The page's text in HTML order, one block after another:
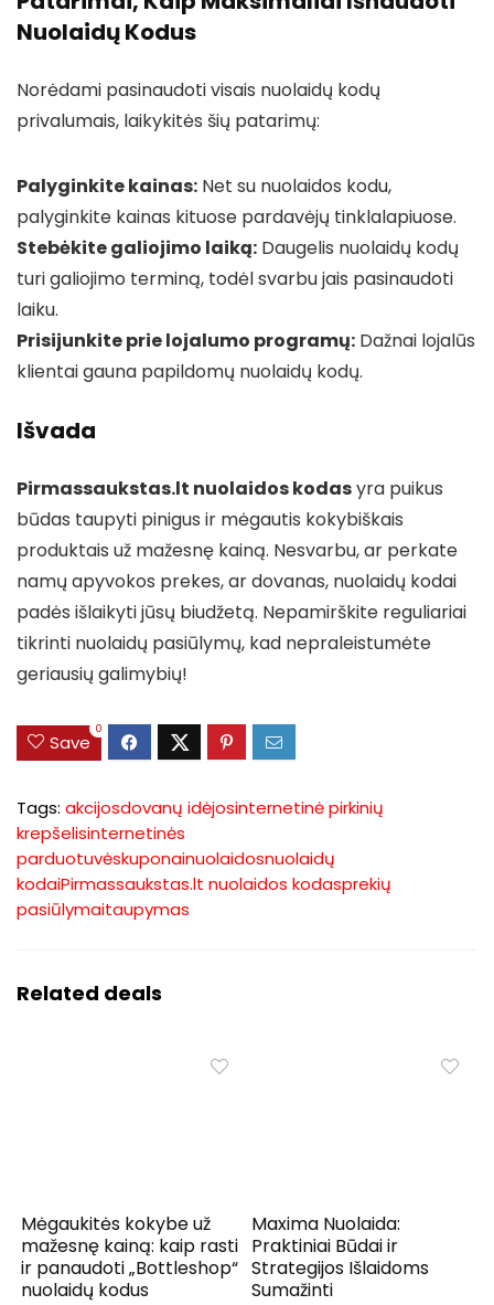
Nuolaidų Kodus
Norėdami pasinaudoti visais nuolaidų kodų
privalumais, laikykitės šių patarimų:
Palyginkite kainas: Net su nuolaidos kodu,
palyginkite kainas kituose pardavėjų tinklalapiuose.
Stebėkite galiojimo laiką: Daugelis nuolaidų kodų
turi galiojimo terminą, todėl svarbu jais pasinaudoti
laiku.
Prisijunkite prie lojalumo programų: Dažnai lojalūs
klientai gauna papildomų nuolaidų kodų.
Išvada
Pirmassaukstas.lt nuolaidos kodasyra puikus
būdas taupyti pinigus ir mėgautis kokybiškais
produktais už mažesnę kainą. Nesvarbu, ar perkate
namų apyvokos prekes, ar dovanas, nuolaidų kodai
padės išlaikyti jūsų biudžetą. Nepamirškite reguliariai
tikrinti nuolaidų pasiūlymų, kad nepraleistumėte
geriausių galimybių!
Save
0
Tags: akcijosdovanų idėjosinternetinė pirkinių
krepšelisinternetinės
parduotuvėskuponainuolaidosnuolaidų
kodaiPirmassaukstas.lt nuolaidos kodasprekių
pasiūlymaitaupymas
Related deals
Mėgaukitės kokybe už
mažesnę kainą: kaip rasti
ir panaudoti „Bottleshop“
nuolaidų kodus
Maxima Nuolaida:
Praktiniai Būdai ir
Strategijos Išlaidoms
Sumažinti